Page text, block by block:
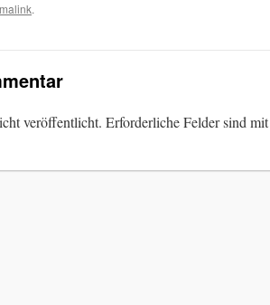
.
veröffentlicht. Erforderliche Felder sind mit